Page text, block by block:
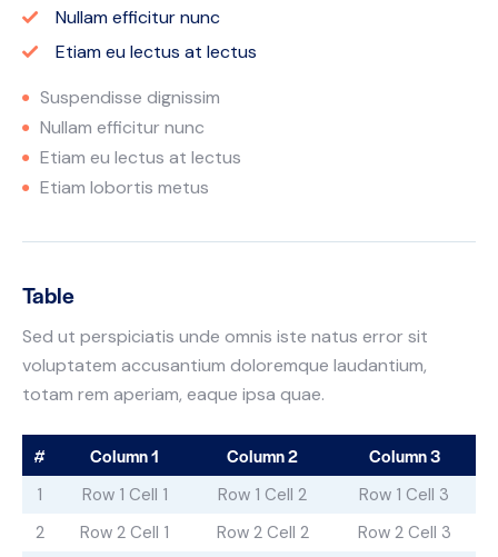
Nullam efficitur nunc
Etiam eu lectus at lectus
Suspendisse dignissim
Nullam efficitur nunc
Etiam eu lectus at lectus
Etiam lobortis metus
Table
Sed ut perspiciatis unde omnis iste natus error sit
voluptatem accusantium doloremque laudantium,
totam rem aperiam, eaque ipsa quae.
# Column 1 Column 2 Column 3
1 Row 1 Cell 1 Row 1 Cell 2
Row 1 Cell 3
2
Row 2 Cell 1 Row 2 Cell 2
Row 2 Cell 3